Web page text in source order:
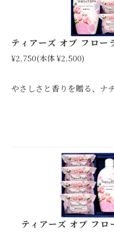
ティアーズ オブ フロー
¥2,750(本体 ¥2,500)
やさしさと香りを贈る、ナ
ティアーズ オブ フロ